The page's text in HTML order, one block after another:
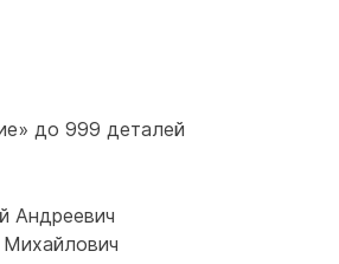
до 999 деталей
Андреевич